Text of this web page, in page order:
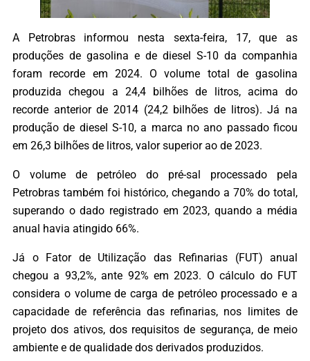
A Petrobras informou nesta sexta-feira, 17, que as
produções de gasolina e de diesel S-10 da companhia
foram recorde em 2024. O volume total de gasolina
produzida chegou a 24,4 bilhões de litros, acima do
recorde anterior de 2014 (24,2 bilhões de litros). Já na
produção de diesel S-10, a marca no ano passado ficou
em 26,3 bilhões de litros, valor superior ao de 2023.
O volume de petróleo do pré-sal processado pela
Petrobras também foi histórico, chegando a 70% do total,
superando o dado registrado em 2023, quando a média
anual havia atingido 66%.
Já o Fator de Utilização das Refinarias (FUT) anual
chegou a 93,2%, ante 92% em 2023. O cálculo do FUT
considera o volume de carga de petróleo processado e a
capacidade de referência das refinarias, nos limites de
projeto dos ativos, dos requisitos de segurança, de meio
ambiente e de qualidade dos derivados produzidos.